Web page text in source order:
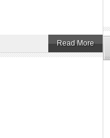
Read More